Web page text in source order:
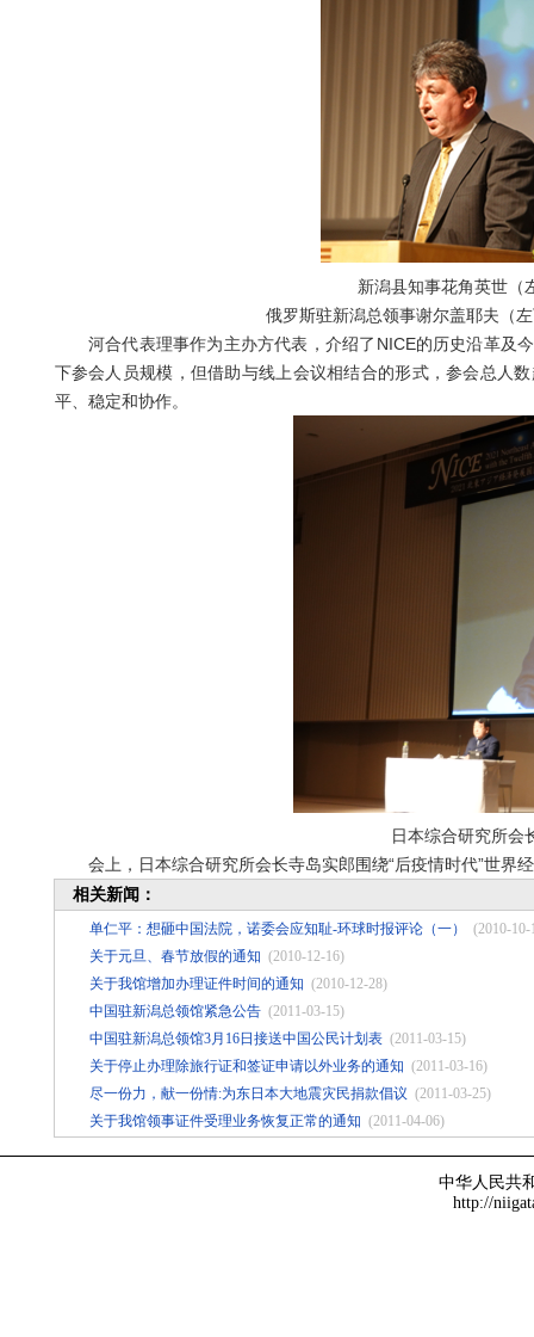
新潟县知事花角英世（
俄罗斯驻新潟总领事谢尔盖耶夫（
河合代表理事作为主办方代表，介绍了NICE的历史沿革及
下参会人员规模，但借助与线上会议相结合的形式，参会总人
平、稳定和协作。
日本综合研究所会
会上，日本综合研究所会长寺岛实郎围绕“后疫情时代”世界
相关新闻：
单仁平：想砸中国法院，诺委会应知耻-环球时报评论（一）
(2010-10-
关于元旦、春节放假的通知 (2010-12-16)
关于我馆增加办理证件时间的通知 (2010-12-28)
中国驻新潟总领馆紧急公告 (2011-03-15)
中国驻新潟总领馆3月16日接送中国公民计划表 (2011-03-15)
关于停止办理除旅行证和签证申请以外业务的通知 (2011-03-16)
尽一份力，献一份情:为东日本大地震灾民捐款倡议 (2011-03-25)
关于我馆领事证件受理业务恢复正常的通知 (2011-04-06)
中华人民共
http://